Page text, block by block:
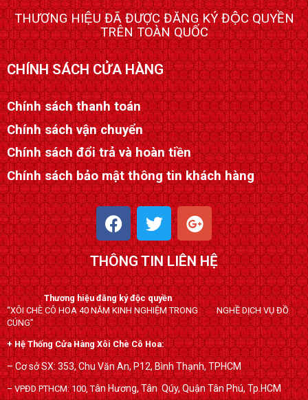
THƯƠNG HIỆU ĐÃ ĐƯỢC ĐĂNG KÝ ĐỘC QUYỀN
TRÊN TOÀN QUỐC
CHÍNH SÁCH CỬA HÀNG
Chính sách thanh toán
Chính sách vận chuyển
Chính sách đổi trả và hoàn tiền
Chính sách bảo mật thông tin khách hàng
F
a
c
e
b
o
o
k
T
w
i
t
t
e
r
G
o
o
g
l
e
-
p
l
u
s
THÔNG TIN LIÊN HỆ
Thương hiệu đăng ký độc quyền
“XÔI CHÈ CÔ HOA 40 NĂM KINH NGHIỆM TRONG NGHỀ DỊCH VỤ ĐỒ
CÚNG”
+ Hệ Thống Cửa Hàng Xôi Chè Cô Hoa:
– Cơ sở SX: 353, Chu Văn An, P12, Bình Thạnh, TPHCM
– VPĐD PTHCM: 100, Tân Hương, Tân Qúy,Quận Tân Phú, Tp.HCM